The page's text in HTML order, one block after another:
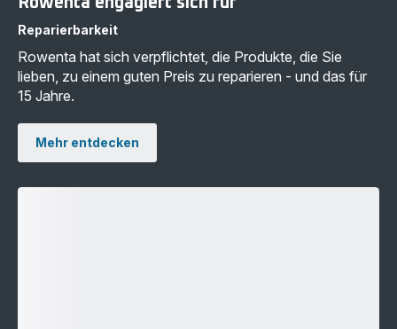
Reparierbarkeit
Rowenta hat sich verpflichtet, die Produkte, die Sie
lieben, zu einem guten Preis zu reparieren - und das für
15 Jahre.
Mehr entdecken